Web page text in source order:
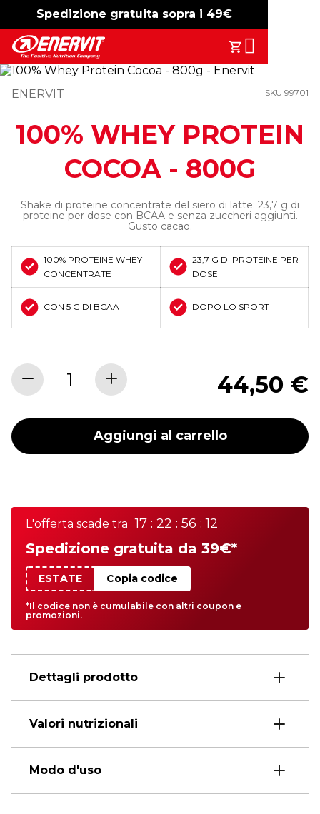
Spedizione gratuita sopra i 49€
-15% free shipping
Il Tuo
Search
ENERVIT SKU 99701
100% WHEY PROTEIN
COCOA - 800G
Shake di proteine concentrate del siero di latte: 23,7 g di
proteine per dose con BCAA e senza zuccheri aggiunti.
Gusto cacao.
100% PROTEINE WHEY
CONCENTRATE
23,7 G DI PROTEINE PER
DOSE
CON 5 G DI BCAA DOPO LO SPORT
44,50 €
Aggiungi al carrello
L'offerta scade tra 17 : 22 : 56 : 12
Spedizione gratuita da 39€*
ESTATE Copia codice
*Il codice non è cumulabile con altri coupon e
promozioni.
Dettagli prodotto
Valori nutrizionali
Modo d'uso